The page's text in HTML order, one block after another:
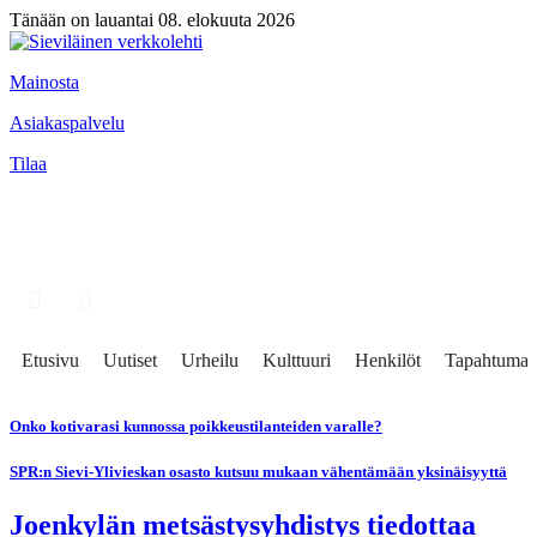
Tänään on lauantai 08. elokuuta 2026
Mainosta
Asiakaspalvelu
Tilaa
Etusivu Uutiset Urheilu Kulttuuri Henkilöt Tapahtumat
Onko kotivarasi kunnossa poikkeustilanteiden varalle?
SPR:n Sievi-Ylivieskan osasto kutsuu mukaan vähentämään yksinäisyyttä
Joenkylän metsästysyhdistys tiedottaa